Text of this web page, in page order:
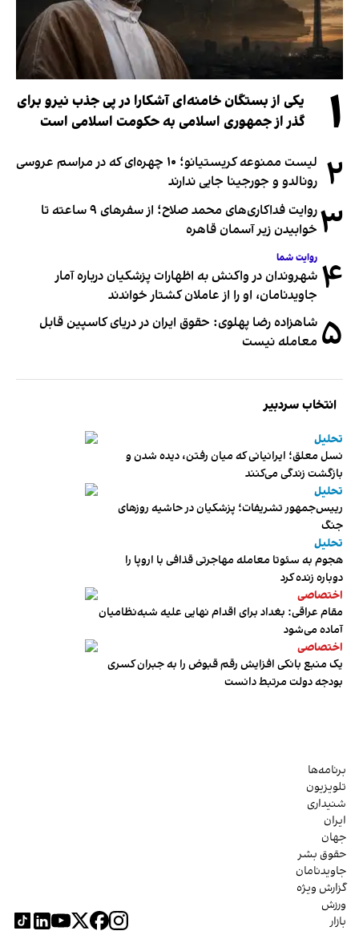
۱
یکی از بستگان خامنه‌ای آشکارا در پی جذب نیرو برای
گذر از جمهوری اسلامی به حکومت اسلامی است
۲
لیست ممنوعه کریستیانو؛ ۱۰ چهره‌ای که در مراسم عروسی
رونالدو و جورجینا جایی ندارند
۳
روایت فداکاری‌های محمد صلاح؛ از سفرهای ۹ ساعته تا
خوابیدن زیر آسمان قاهره
۴ روایت شما
شهروندان در واکنش به اظهارات پزشکیان درباره آمار
جاویدنامان، او را از عاملان کشتار خواندند
۵ شاهزاده رضا پهلوی: حقوق ایران در دریای کاسپین قابل
معامله نیست
انتخاب سردبیر
تحلیل
نسل معلق؛ ایرانیانی که میان رفتن، دیده شدن و
بازگشت زندگی می‌کنند
تحلیل
رییس‌جمهور تشریفات؛ پزشکیان در حاشیه روزهای
جنگ
تحلیل
هجوم به سئوتا معامله مهاجرتی قذافی با اروپا را
دوباره زنده کرد
اختصاصی
مقام عراقی: بغداد برای اقدام نهایی علیه شبه‌نظامیان
آماده می‌شود
اختصاصی
یک منبع بانکی افزایش رقم قبوض را به جبران کسری
بودجه دولت مرتبط دانست
برنامه‌ها
تلویزیون
شنیداری
ایران
جهان
حقوق بشر
جاویدنامان
گزارش ویژه
ورزش
بازار